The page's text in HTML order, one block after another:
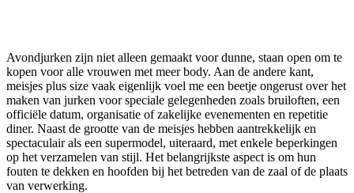
Avondjurken zijn niet alleen gemaakt voor dunne, staan open om te
kopen voor alle vrouwen met meer body. Aan de andere kant,
meisjes plus size vaak eigenlijk voel me een beetje ongerust over het
maken van jurken voor speciale gelegenheden zoals bruiloften, een
officiële datum, organisatie of zakelijke evenementen en repetitie
diner. Naast de grootte van de meisjes hebben aantrekkelijk en
spectaculair als een supermodel, uiteraard, met enkele beperkingen
op het verzamelen van stijl. Het belangrijkste aspect is om hun
fouten te dekken en hoofden bij het betreden van de zaal of de plaats
van verwerking.